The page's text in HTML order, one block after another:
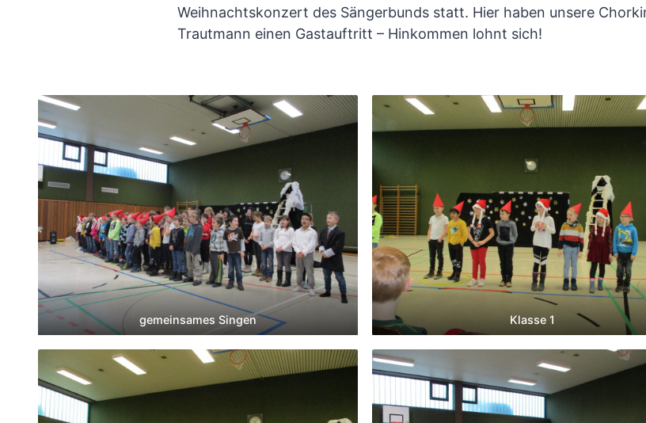
Weihnachtskonzert des Sängerbunds statt. Hier haben unsere
Trautmann einen Gastauftritt – Hinkommen lohnt sich!
gemeinsames Singen Klasse 1